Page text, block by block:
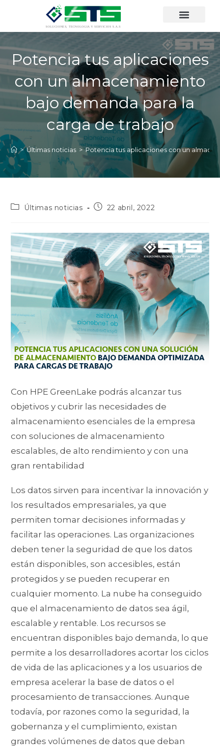
Potencia tus aplicaciones
con un almacenamiento
bajo demanda para la
carga de trabajo
> Últimas noticias > Potencia tus aplicaciones con un
Últimas noticias 22 abril, 2022
Con HPE GreenLake podrás alcanzar tus
objetivos y cubrir las necesidades de
almacenamiento esenciales de la empresa
con soluciones de almacenamiento
escalables, de alto rendimiento y con una
gran rentabilidad
Los datos sirven para incentivar la innovación y
los resultados empresariales, ya que
permiten tomar decisiones informadas y
facilitar las operaciones. Las organizaciones
deben tener la seguridad de que los datos
están disponibles, son accesibles, están
protegidos y se pueden recuperar en
cualquier momento. La nube ha conseguido
que el almacenamiento de datos sea ágil,
escalable y rentable. Los recursos se
encuentran disponibles bajo demanda, lo que
permite a los desarrolladores acortar los ciclos
de vida de las aplicaciones y a los usuarios de
empresa acelerar la base de datos o el
procesamiento de transacciones. Aunque
todavía, por razones como la seguridad, la
gobernanza y el cumplimiento, existan
grandes volúmenes de datos que deban